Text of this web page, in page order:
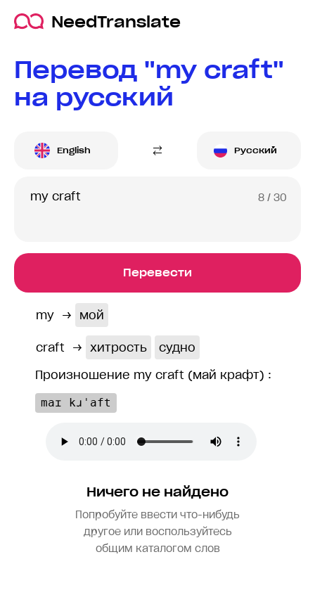
NeedTranslate
Перевод "my craft"
на русский
English Русский
8 / 30
Перевести
my → мой
craft → хитрость
судно
Произношение my craft (май крафт) :
maɪ kɹˈaft
Ничего не найдено
Попробуйте ввести что-нибудь
другое или воспользуйтесь
общим каталогом слов